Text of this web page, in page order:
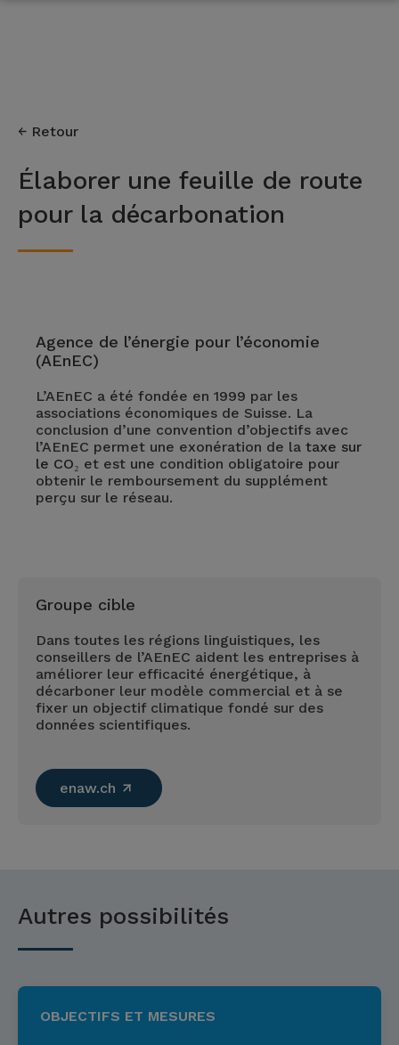
Retour
Élaborer une feuille de route
pour la décarbonation
Agence de l’énergie pour l’économie
(AEnEC)
L’AEnEC a été fondée en 1999 par les
associations économiques de Suisse. La
conclusion d’une convention d’objectifs avec
l’AEnEC permet une exonération de lataxe sur
le CO₂ et est une condition obligatoire pour
obtenir le remboursement du supplément
perçu sur le réseau.
Groupe cible
Dans toutes les régions linguistiques, les
conseillers de l’AEnEC aident les entreprises à
améliorer leur efficacité énergétique, à
décarboner leur modèle commercial et à se
fixer un objectif climatique fondé sur des
données scientifiques.
enaw.ch
Autres possibilités
OBJECTIFS ET MESURES